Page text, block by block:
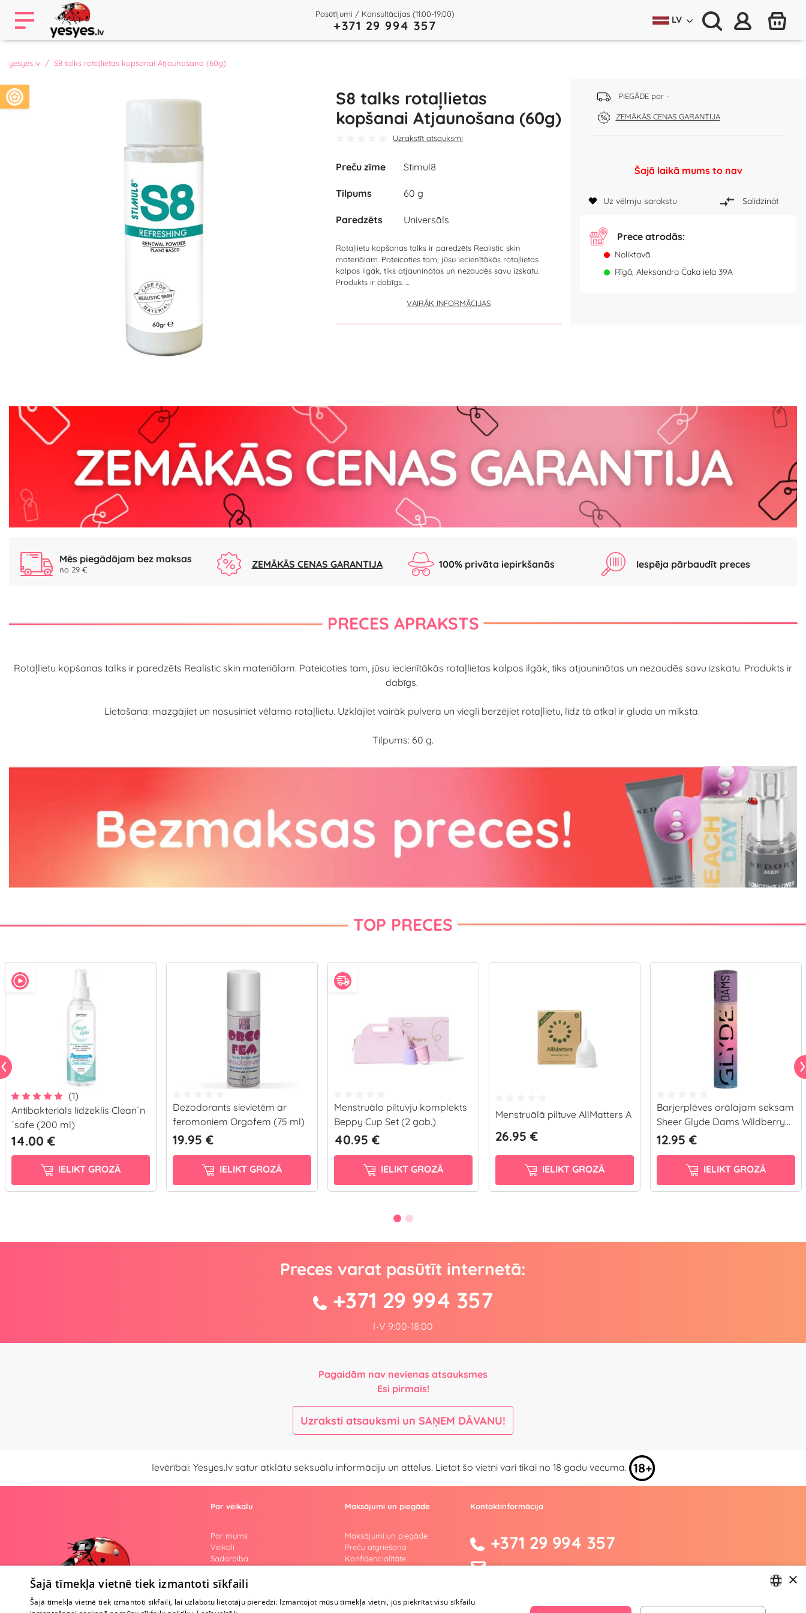
Pasūtījumi / Konsultācijas (11:00-19:00)
+371 29 994 357 LV
yesyes.lv S8 talks rotaļlietas kopšanai Atjaunošana (60g)
S8 talks rotaļlietas
kopšanai Atjaunošana (60g)
Uzrakstīt atsauksmi
PIEGĀDE par -
ZEMĀKĀS CENAS GARANTIJA
Preču zīme Stimul8
Tilpums 60 g
Paredzēts Universāls
Rotaļlietu kopšanas talks ir paredzēts Realistic skin
materiālam. Pateicoties tam, jūsu iecienītākās rotaļlietas
kalpos ilgāk, tiks atjauninātas un nezaudēs savu izskatu.
Produkts ir dabīgs. ...
VAIRĀK INFORMĀCIJAS
Šajā laikā mums to nav
Uz vēlmju sarakstu Salīdzināt
Prece atrodās:
Noliktavā
Rīgā, Aleksandra Čaka iela 39A
Mēs piegādājam bez maksas
no 29 € ZEMĀKĀS CENAS GARANTIJA 100% privāta iepirkšanās Iespēja pārbaudīt preces
PRECES APRAKSTS
Rotaļlietu kopšanas talks ir paredzēts Realistic skin materiālam. Pateicoties tam, jūsu iecienītākās rotaļlietas kalpos ilgāk, tiks atjauninātas un nezaudēs savu izskatu. Produkts ir
dabīgs.
Lietošana: mazgājiet un nosusiniet vēlamo rotaļlietu. Uzklājiet vairāk pulvera un viegli berzējiet rotaļlietu, līdz tā atkal ir gluda un mīksta.
Tilpums: 60 g.
TOP PRECES
(1)
Antibakteriāls līdzeklis Clean´n
´safe (200 ml)
14.00 €
IELIKT GROZĀ
Dezodorants sievietēm ar
feromoniem Orgofem (75 ml)
19.95 €
IELIKT GROZĀ
Menstruālo piltuvju komplekts
Beppy Cup Set (2 gab.)
40.95 €
IELIKT GROZĀ
Menstruālā piltuve AllMatters A
26.95 €
IELIKT GROZĀ
Barjerplēves orālajam seksam
Sheer Glyde Dams Wildberry...
12.95 €
IELIKT GROZĀ
Preces varat pasūtīt internetā:
+371 29 994 357
I-V 9:00-18:00
Pagaidām nav nevienas atsauksmes
Esi pirmais!
Uzraksti atsauksmi un SAŅEM DĀVANU!
Ievērībai: Yesyes.lv satur atklātu seksuālu informāciju un attēlus. Lietot šo vietni vari tikai no 18 gadu vecuma.
Par veikalu
Par mums
Veikali
Sadarbība
Jautājumi
Zīmoli
Maksājumi un piegāde
Maksājumi un piegāde
Preču atgriešana
Konfidencialitāte
Kontaktinformācija
+371 29 994 357
info@yesyes.lv
Instagram/yesyes.lv
×
Šajā tīmekļa vietnē tiek izmantoti sīkfaili
Šajā tīmekļa vietnē tiek izmantoti sīkfaili, lai uzlabotu lietotāju pieredzi. Izmantojot mūsu tīmekļa vietni, jūs piekrītat visu sīkfailu